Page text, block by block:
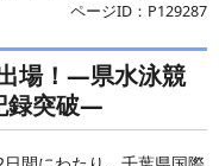
ページID：P129287
場！―県水泳競
録突破―